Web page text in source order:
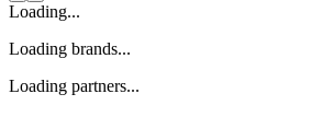
Loading...
Loading brands...
Loading partners...